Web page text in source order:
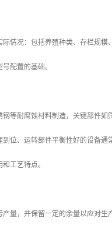
情况：包括养殖种类、存栏规
配置的基础。
等耐腐蚀材料制造，关键部件如
位、运转部件平衡性好的设备通
工艺特点。
量，并保留一定的余量以应对生